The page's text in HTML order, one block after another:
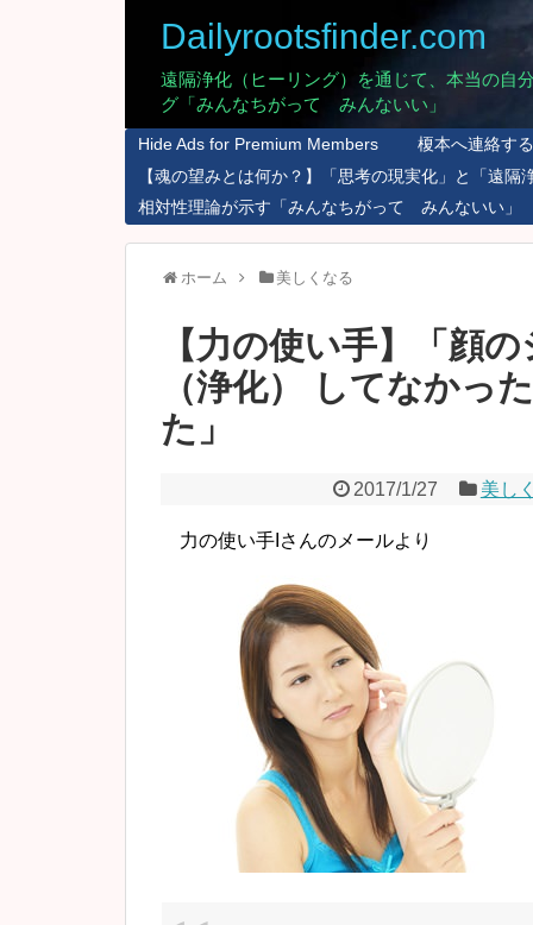
Dailyrootsfinder.com
遠隔浄化（ヒーリング）を通じて、本当の
グ「みんなちがって みんないい」
Hide Ads for Premium Members
榎本へ連絡す
【魂の望みとは何か？】「思考の現実化」と「遠隔
相対性理論が示す「みんなちがって みんないい」
ホーム 美しくなる
【力の使い手】「顔
（浄化） してなかっ
た」
2017/1/27 美し
力の使い手Iさんのメールより